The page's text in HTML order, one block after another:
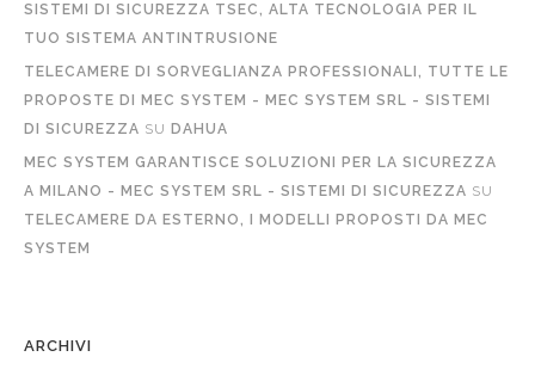
SISTEMI DI SICUREZZA TSEC, ALTA TECNOLOGIA PER IL
TUO SISTEMA ANTINTRUSIONE
TELECAMERE DI SORVEGLIANZA PROFESSIONALI, TUTTE LE
PROPOSTE DI MEC SYSTEM - MEC SYSTEM SRL - SISTEMI
DI SICUREZZA SU DAHUA
MEC SYSTEM GARANTISCE SOLUZIONI PER LA SICUREZZA
A MILANO - MEC SYSTEM SRL - SISTEMI DI SICUREZZA SU
TELECAMERE DA ESTERNO, I MODELLI PROPOSTI DA MEC
SYSTEM
ARCHIVI